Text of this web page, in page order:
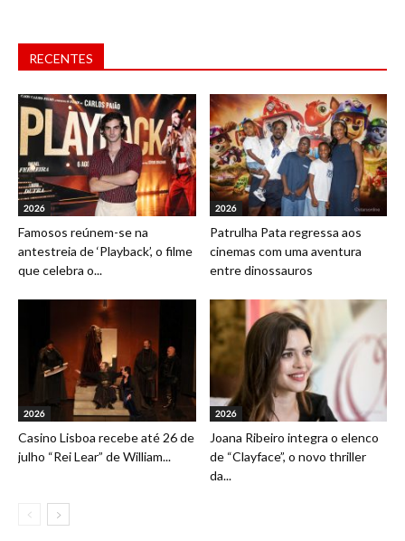
RECENTES
2026
Famosos reúnem-se na
antestreia de ‘Playback’, o filme
que celebra o...
2026
Patrulha Pata regressa aos
cinemas com uma aventura
entre dinossauros
2026
Casino Lisboa recebe até 26 de
julho “Rei Lear” de William...
2026
Joana Ribeiro integra o elenco
de “Clayface”, o novo thriller
da...